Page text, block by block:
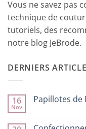
Vous ne savez pas
technique de
tutoriels, des
notre blog JeBrode.
DERNIERS
16
Nov
Papillotes de